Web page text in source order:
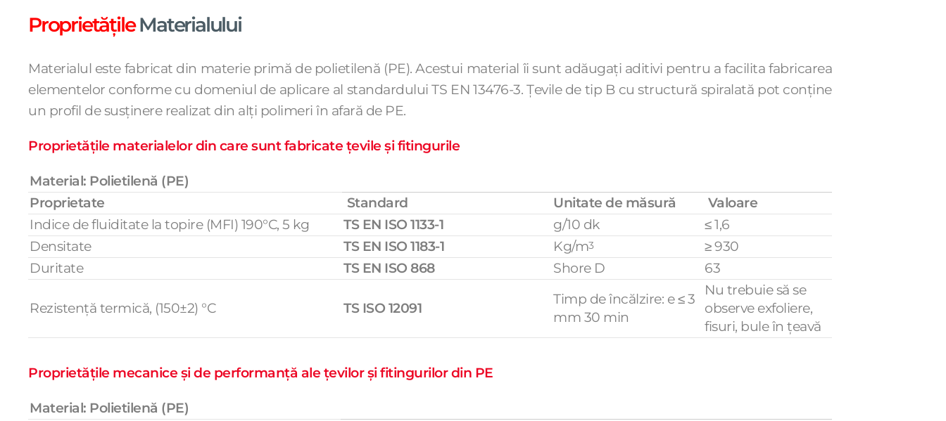
ProprietățileMaterialului
Materialul este fabricat din materie primă de polietilenă (PE). Acestui material îi sunt adăugați aditivi pentru a facilita fabricarea
elementelor conforme cu domeniul de aplicare al standardului TS EN 13476-3. Țevile de tip B cu structură spiralată pot conține
un profil de susținere realizat din alți polimeri în afară de PE.
Proprietățile materialelor din care sunt fabricate țevile și fitingurile
Material: Polietilenă (PE)
Proprietate
Standard Unitate de măsură
Valoare
Indice de fluiditate la topire (MFI) 190°C, 5 kg
TS EN ISO 1133-1 g/10 dk
≤ 1,6
Densitate
TS EN ISO 1183-1 Kg/m3
≥ 930
Duritate
TS EN ISO 868 Shore D 63
Rezistență termică, (150±2) °C TS ISO 12091
Timp de încălzire: e ≤ 3
mm 30 min
Nu trebuie să se
observe exfoliere,
fisuri, bule în țeavă
Proprietățile mecanice și de performanță ale țevilor și fitingurilor din PE
Material: Polietilenă (PE)